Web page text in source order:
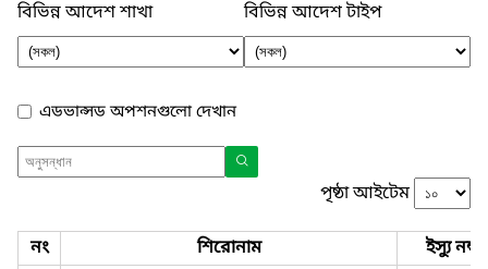
বিভিন্ন আদেশ শাখা বিভিন্ন আদেশ টাইপ
এডভান্সড অপশনগুলো দেখান
পৃষ্ঠা আইটেম
নং শিরোনাম
ইস্যু নম্বর